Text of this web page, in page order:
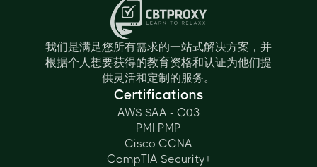
我们是满足您所有需求的一站式解决方案，并
根据个人想要获得的教育资格和认证为他们提
供灵活和定制的服务。
Certifications
AWS SAA - C03
PMI PMP
Cisco CCNA
CompTIA Security+